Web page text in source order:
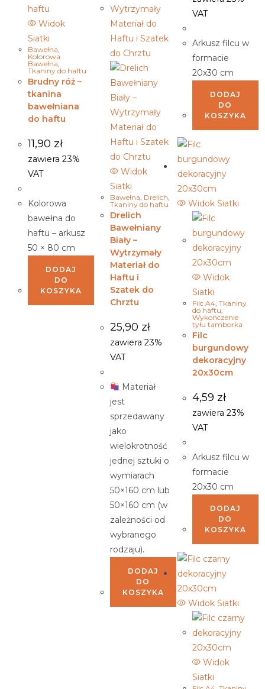
Widok
Siatki
Bawełna
Kolorowa
Bawełna
Tkaniny do haftu
Brudny róż –
tkanina
bawełniana
do haftu
11,90 zł
zawiera 23%
VAT
Kolorowa
bawełna do
haftu – arkusz
50 × 80 cm
DODAJ
DO
KOSZYKA
Widok
Siatki
Bawełna Drelich
Tkaniny do haftu
Drelich
Bawełniany
Biały –
Wytrzymały
Materiał do
Haftu i
Szatek do
Chrztu
25,90 zł
zawiera 23%
VAT
Materiał
jest
sprzedawany
jako
wielokrotność
jednej sztuki o
wymiarach
50×160 cm lub
50×160 cm (w
zależności od
wybranego
rodzaju).
DODAJ
DO
KOSZYKA
VAT
Arkusz filcu w
formacie
20x30 cm
DODAJ
DO
KOSZYKA
Widok Siatki
Widok
Siatki
Filc A4, Tkaniny
do haftu,
Wykończenie
tyłu tamborka
Filc
burgundowy
dekoracyjny
20x30cm
4,59 zł
zawiera 23%
VAT
Arkusz filcu w
formacie
20x30 cm
DODAJ
DO
KOSZYKA
Widok Siatki
Widok
Siatki